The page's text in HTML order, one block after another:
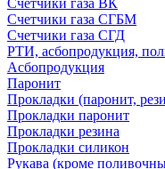
Счетчики газа ВК
Счетчики газа СГБМ
Счетчики газа СГД
РТИ, асбопродукция,
Асбопродукция
Паронит
Прокладки (паронит,
Прокладки паронит
Прокладки резина
Прокладки силикон
Рукава (кроме